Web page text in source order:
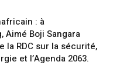
: à
Aimé Boji Sangara
la RDC sur la sécurité,
et l’Agenda 2063.